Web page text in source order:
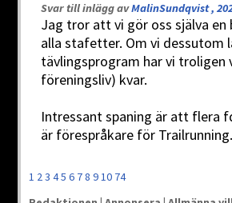
Svar till inlägg avMalinSundqvist ,
Jag tror att vi gör oss själva
alla stafetter. Om vi
tävlingsprogram har vi
föreningsliv) kvar.
Intressant spaning är att flera
är förespråkare för Trailrunning.
1 23 45 6 78 910 74